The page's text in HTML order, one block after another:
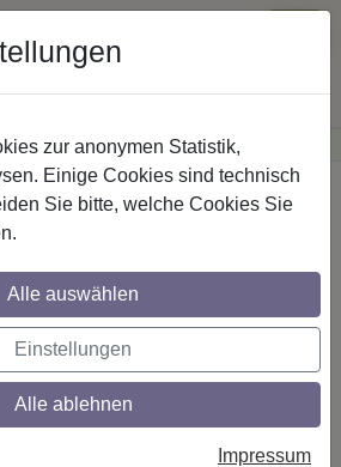
innerhalb Österreichs· Sichere Zahlung
2-lfg. Platon Savio
Weiß
zur anonymen Statistik,
Einige Cookies sind technisch
Sie bitte, welche Cookies Sie
Alle auswählen
Einstellungen
Alle ablehnen
Impressum